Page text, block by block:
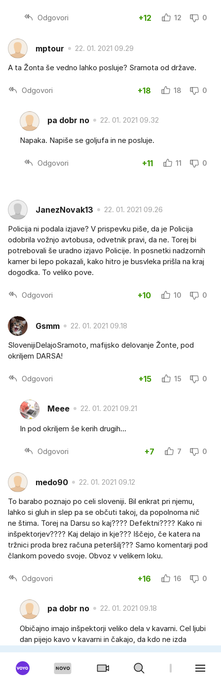
Odgovori +12 12 0
mptour 22. 01. 2021 09.29
A ta Žonta še vedno lahko posluje? Sramota od države.
Odgovori +18 18 0
pa dobr no 22. 01. 2021 09.32
Napaka. Napiše se goljufa in ne posluje.
Odgovori +11 11 0
JanezNovak13 22. 01. 2021 09.26
Policija ni podala izjave? V prispevku piše, da je Policija
odobrila vožnjo avtobusa, odvetnik pravi, da ne. Torej bi
potrebovali še uradno izjavo Policije. In posnetki nadzornih
kamer bi lepo pokazali, kako hitro je busvleka prišla na kraj
dogodka. To veliko pove.
Odgovori +10 10 0
Gsmm 22. 01. 2021 09.18
SlovenijiDelajoSramoto, mafijsko delovanje Žonte, pod
okriljem DARSA!
Odgovori +15 15 0
Meee 22. 01. 2021 09.21
In pod okriljem še kerih drugih...
Odgovori +7 7 0
medo90 22. 01. 2021 09.12
To barabo poznajo po celi sloveniji. Bil enkrat pri njemu,
lahko si gluh in slep pa se občuti takoj, da popolnoma nič
ne štima. Torej na Darsu so kaj???? Defektni???? Kako ni
inšpektorjev???? Kaj delajo in kje??? Iščejo, če katera na
tržnici proda brez računa peteršilj??? Samo komentarji pod
člankom povedo svoje. Obvoz v velikem loku.
Odgovori +16 16 0
pa dobr no 22. 01. 2021 09.18
Običajno imajo inšpektorji veliko dela v kavarni. Cel ljubi
dan pijejo kavo v kavarni in čakajo, da kdo ne izda
računa za kofe. Ubogi. Potem gredo pa službeno še
malo na tržnico, si kupit grozdje, ki ga morajo pojesti.
Saj imajo samo 3 čuke plače za tako težko delo. Mafije